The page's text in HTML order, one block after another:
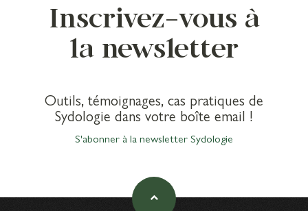
Inscrivez-vous à
la newsletter
Outils, témoignages, cas pratiques de
Sydologie dans votre boîte email !
S'abonner à la newsletter Sydologie